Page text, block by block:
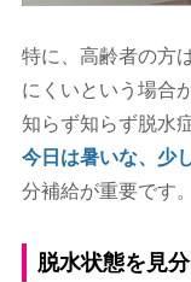
特に、高齢者の方
にくいという場合
知らず知らず脱水
今日は暑いな、少
分補給が重要です。
脱水状態を見